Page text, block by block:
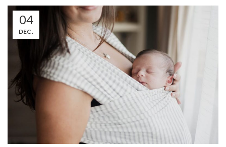
04
DEC.